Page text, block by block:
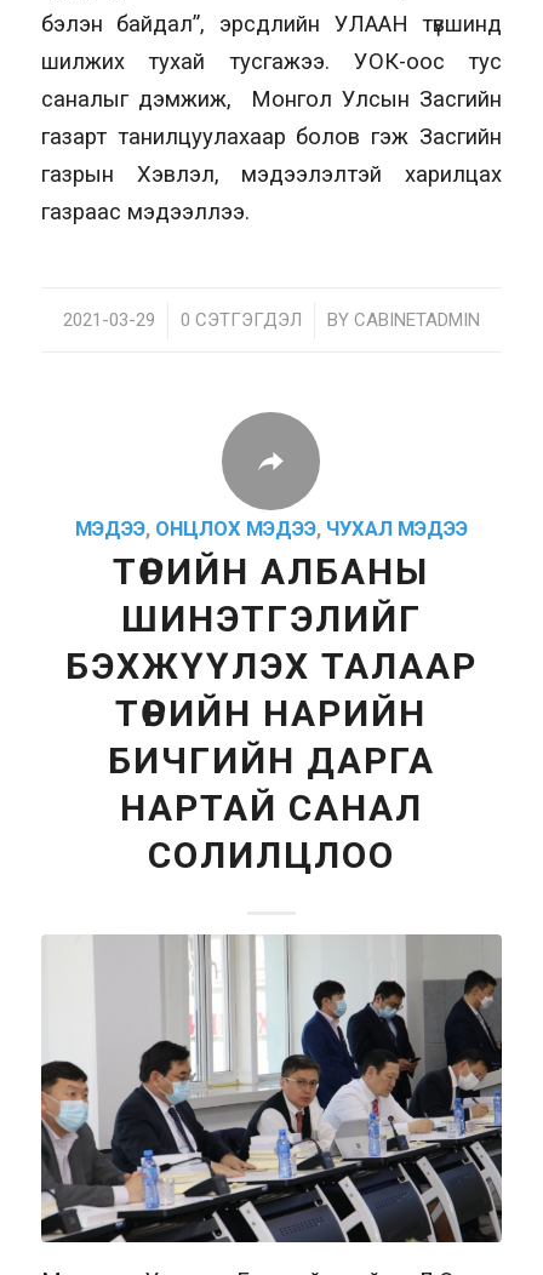
бэлэн байдал”, эрсдлийн УЛААН түвшинд
шилжих тухай тусгажээ. УОК-оос тус
саналыг дэмжиж, Монгол Улсын Засгийн
газарт танилцуулахаар болов гэж Засгийн
газрын Хэвлэл, мэдээлэлтэй харилцах
газраас мэдээллээ.
2021-03-29
/ 0 СЭТГЭГДЭЛ
/ BY CABINETADMIN
МЭДЭЭ, ОНЦЛОХ МЭДЭЭ, ЧУХАЛ МЭДЭЭ
ТӨРИЙН АЛБАНЫ
ШИНЭТГЭЛИЙГ
БЭХЖҮҮЛЭХ ТАЛААР
ТӨРИЙН НАРИЙН
БИЧГИЙН ДАРГА
НАРТАЙ САНАЛ
СОЛИЛЦЛОО